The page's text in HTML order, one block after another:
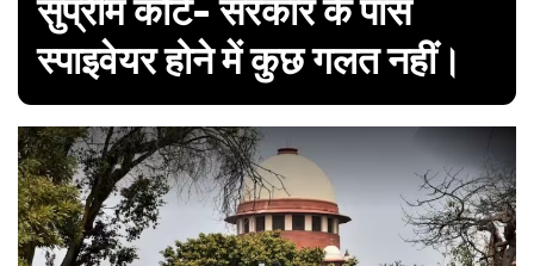
सुप्रीम कोर्ट- सरकार के पास
स्पाइवेयर होने में कुछ गलत नहीं।